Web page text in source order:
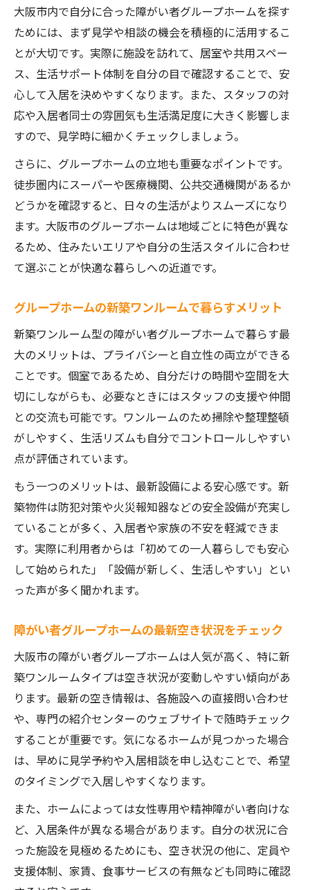
ポイント
新築ワンルームがもたらす快適な生活環境
障がい者グループホームでの支援内容を知
る
在宅ワークも可能なグループホームの選び
方
自立生活を支える障がい者グループホーム
の特徴
マンション型新築ワンルームで叶える安心の暮
らし
障がい者グループホームでのマンション型
新築物件の魅力
ワンルーム型グループホームの設備と快適
性の違い
全対策
新築ワンルームで叶う安心生活のポイント
マンション型グループホームの人気理由を
解説
障がい者グループホームの空き状況確認と最新
選び方ガイド
障がい者グループホームの空き状況を素早
く調べる方法
新築ワンルームグループホームの最新情報
を入手するコツ
マンション型グループホームの空室確認ポ
イント
しないコツ
空き状況から選ぶ障がい者グループホーム
の注意点
精神障害者向け新築グループホームの魅力と選
定ポイント
障がい者グループホームが精神障害者にも
選ばれる理由
新築ワンルーム型グループホームの安心サ
ポート体制
精神障害者向けグループホーム選びで重要
な視点
マンション型精神障害者グループホームの
大阪市内で自分に合った障がい者グループホームを探す
ためには、まず見学や相談の機会を積極的に活用するこ
とが大切です。実際に施設を訪れて、居室や共用スペー
ス、生活サポート体制を自分の目で確認することで、安
心して入居を決めやすくなります。また、スタッフの対
応や入居者同士の雰囲気も生活満足度に大きく影響しま
すので、見学時に細かくチェックしましょう。
さらに、グループホームの立地も重要なポイントです。
徒歩圏内にスーパーや医療機関、公共交通機関があるか
どうかを確認すると、日々の生活がよりスムーズになり
ます。大阪市のグループホームは地域ごとに特色が異な
るため、住みたいエリアや自分の生活スタイルに合わせ
て選ぶことが快適な暮らしへの近道です。
グループホームの新築ワンルームで暮らすメリット
新築ワンルーム型の障がい者グループホームで暮らす最
大のメリットは、プライバシーと自立性の両立ができる
ことです。個室であるため、自分だけの時間や空間を大
切にしながらも、必要なときにはスタッフの支援や仲間
との交流も可能です。ワンルームのため掃除や整理整頓
がしやすく、生活リズムも自分でコントロールしやすい
点が評価されています。
もう一つのメリットは、最新設備による安心感です。新
築物件は防犯対策や火災報知器などの安全設備が充実し
ていることが多く、入居者や家族の不安を軽減できま
す。実際に利用者からは「初めての一人暮らしでも安心
して始められた」「設備が新しく、生活しやすい」とい
った声が多く聞かれます。
障がい者グループホームの最新空き状況をチェック
大阪市の障がい者グループホームは人気が高く、特に新
築ワンルームタイプは空き状況が変動しやすい傾向があ
ります。最新の空き情報は、各施設への直接問い合わせ
や、専門の紹介センターのウェブサイトで随時チェック
することが重要です。気になるホームが見つかった場合
は、早めに見学予約や入居相談を申し込むことで、希望
のタイミングで入居しやすくなります。
また、ホームによっては女性専用や精神障がい者向けな
ど、入居条件が異なる場合があります。自分の状況に合
った施設を見極めるためにも、空き状況の他に、定員や
支援体制、家賃、食事サービスの有無なども同時に確認